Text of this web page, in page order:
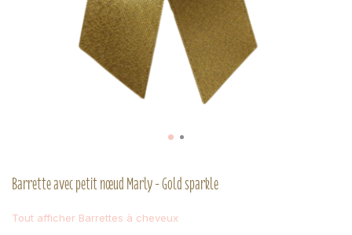
Barrette avec petit nœud Marly - Gold sparkle
Tout afficher Barrettes à cheveux